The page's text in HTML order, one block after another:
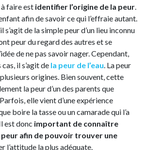
faire est identifier l’origine de la peur.
afin de savoir ce qui l’effraie autant.
s’agit de la simple peur d’un lieu inconnu
peur du regard des autres et se
de ne pas savoir nager. Cependant,
il s’agit de la peur de l’eau. La peur
origines. Bien souvent, cette
la peur d’un des parents que
elle vient d’une expérience
boire la tasse ou un camarade qui l’a
est donc important de connaître
peur afin de pouvoir trouver une
l’attitude la plus adéquate.